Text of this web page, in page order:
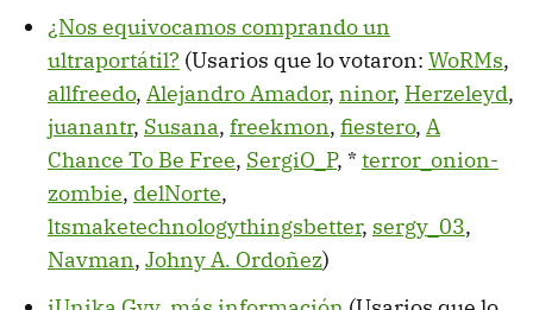
¿Nos equivocamos comprando un
ultraportátil? (Usarios que lo votaron: WoRMs,
allfreedo, Alejandro Amador, ninor, Herzeleyd,
juanantr, Susana, freekmon, fiestero, A
Chance To Be Free, SergiO_P, *terror_onion-
zombie, delNorte,
ltsmaketechnologythingsbetter, sergy_03,
Navman, Johny A. Ordoñez)